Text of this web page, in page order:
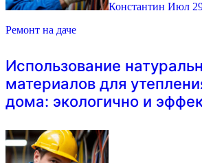
Константин Июл
Ремонт на даче
Использование
материалов для
дома: экологично и